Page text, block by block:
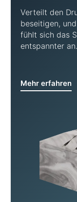
Verteilt den
beseitigen,
fühlt sich das
entspannter an.
Mehr erfahren